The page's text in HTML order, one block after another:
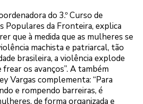
do 3.º Curso de
Populares da Fronteira, explica
que à medida que as mulheres se
machista e patriarcal, tão
brasileira, a violência explode
os avanços”. A também
Vargas complementa: “Para
e rompendo barreiras, é
de forma organizada e